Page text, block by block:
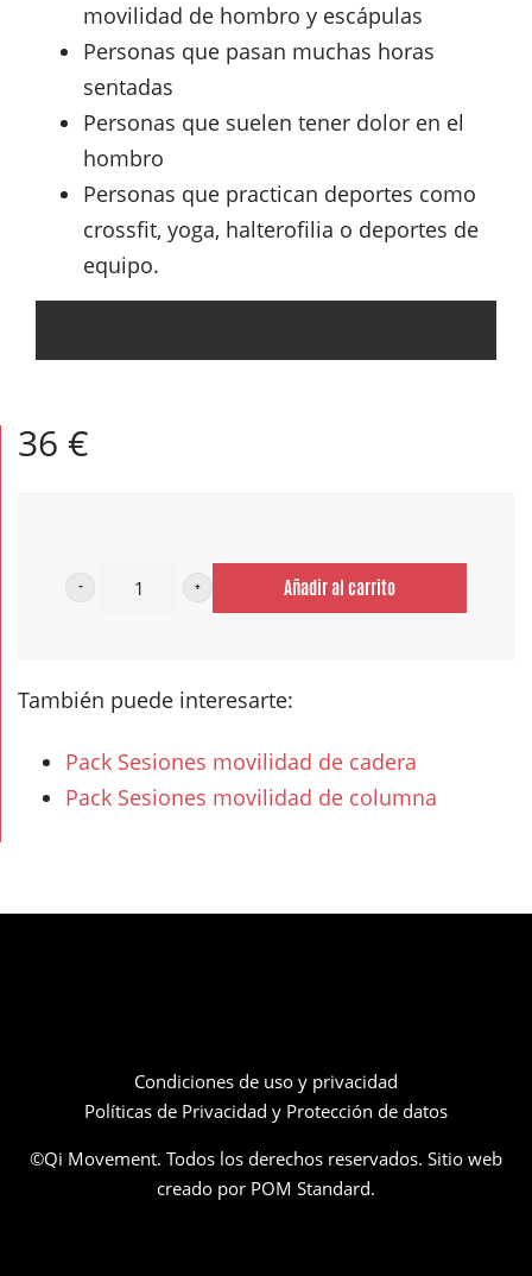
movilidad de hombro y escápulas
Personas que pasan muchas horas
sentadas
Personas que suelen tener dolor en el
hombro
Personas que practican deportes como
crossfit, yoga, halterofilia o deportes de
equipo.
36 €
Pack
Hombro
cantidad
Añadir al carrito
También puede interesarte:
Pack Sesiones movilidad de cadera
Pack Sesiones movilidad de columna
Condiciones de uso y privacidad
Políticas de Privacidad y Protección de datos
©Qi Movement. Todos los derechos reservados. Sitio web
creado por POM Standard.